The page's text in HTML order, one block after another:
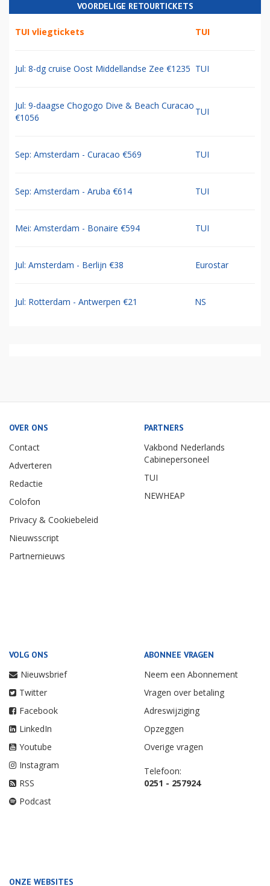
VOORDELIGE RETOURTICKETS
TUI vliegtickets TUI
Jul: 8-dg cruise Oost Middellandse Zee €1235 TUI
Jul: 9-daagse Chogogo Dive & Beach Curacao
€1056
TUI
Sep: Amsterdam - Curacao €569 TUI
Sep: Amsterdam - Aruba €614 TUI
Mei: Amsterdam - Bonaire €594 TUI
Jul: Amsterdam - Berlijn €38 Eurostar
Jul: Rotterdam - Antwerpen €21 NS
OVER ONS
Contact
Adverteren
Redactie
Colofon
Privacy & Cookiebeleid
Nieuwsscript
Partnernieuws
PARTNERS
Vakbond Nederlands
Cabinepersoneel
TUI
NEWHEAP
VOLG ONS
Nieuwsbrief
Twitter
Facebook
LinkedIn
Youtube
Instagram
RSS
Podcast
ABONNEE VRAGEN
Neem een Abonnement
Vragen over betaling
Adreswijziging
Opzeggen
Overige vragen
Telefoon:
0251 - 257924
ONZE WEBSITES